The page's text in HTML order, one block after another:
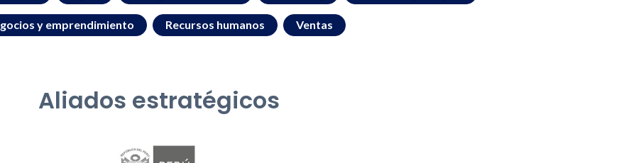
y emprendimiento Recursos humanos Ventas
Aliados estratégicos